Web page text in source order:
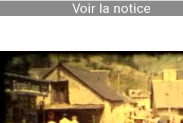
Voir la notice